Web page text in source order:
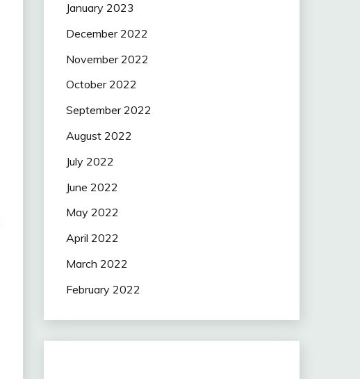
January 2023
December 2022
November 2022
October 2022
September 2022
August 2022
July 2022
June 2022
May 2022
April 2022
March 2022
February 2022